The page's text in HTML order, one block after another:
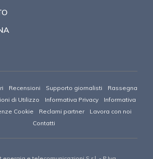
Recensioni Supporto giornalisti
Rassegna
di Utilizzo Informativa Privacy
Informativa
Cookie Reclami partner
Lavora con noi
Contatti